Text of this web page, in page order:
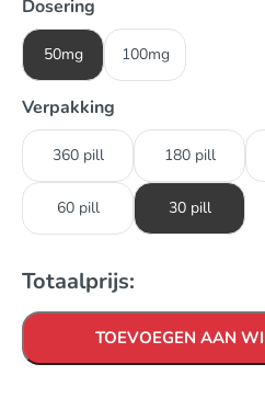
Dosering
50mg 100mg
Verpakking
360 pill 180 pill
60 pill 30 pill
Totaalprijs:
TOEVOEGEN AAN